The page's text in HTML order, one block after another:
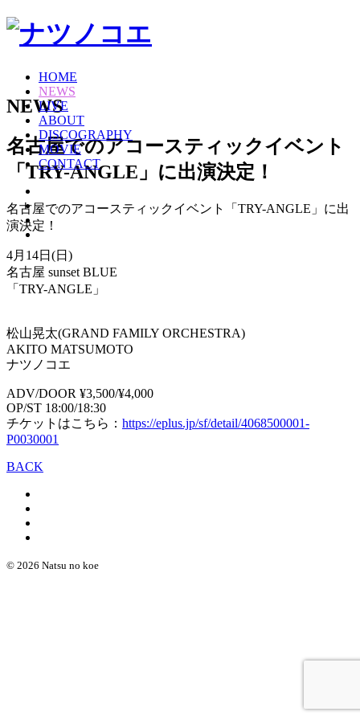
HOME
NEWS
LIVE
ABOUT
DISCOGRAPHY
MOVIE
CONTACT
NEWS
名古屋でのアコースティックイベント
「TRY-ANGLE」に出演決定！
名古屋でのアコースティックイベント「TRY-ANGLE」に出
演決定！
4月14日(日)
名古屋 sunset BLUE
「TRY-ANGLE」
松山晃太(GRAND FAMILY ORCHESTRA)
AKITO MATSUMOTO
ナツノコエ
ADV/DOOR ¥3,500/¥4,000
OP/ST 18:00/18:30
チケットはこちら： https://eplus.jp/sf/detail/4068500001-
P0030001
BACK
© 2026 Natsu no koe